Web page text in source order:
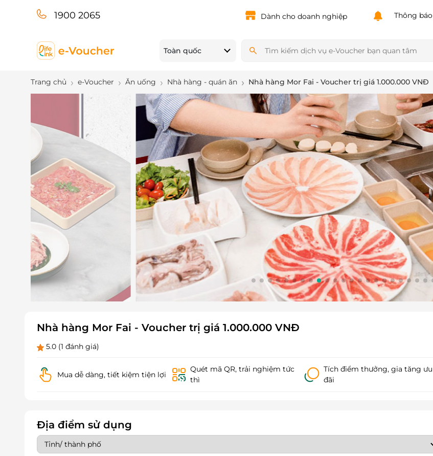
1900 2065 Dành cho doanh nghiệp Thông báo
Toàn quốc
Trang chủ e-Voucher Ăn uống Nhà hàng - quán ăn Nhà hàng Mor Fai - Voucher trị giá 1.000.000 VNĐ
Nhà hàng Mor Fai - Voucher trị giá 1.000.000 VNĐ
5.0 (1 đánh giá)
Mua dễ dàng, tiết kiệm tiện lợi
Quét mã QR, trải nghiệm tức
thì
Tích điểm thưởng, gia tăng ưu
đãi
Địa điểm sử dụng